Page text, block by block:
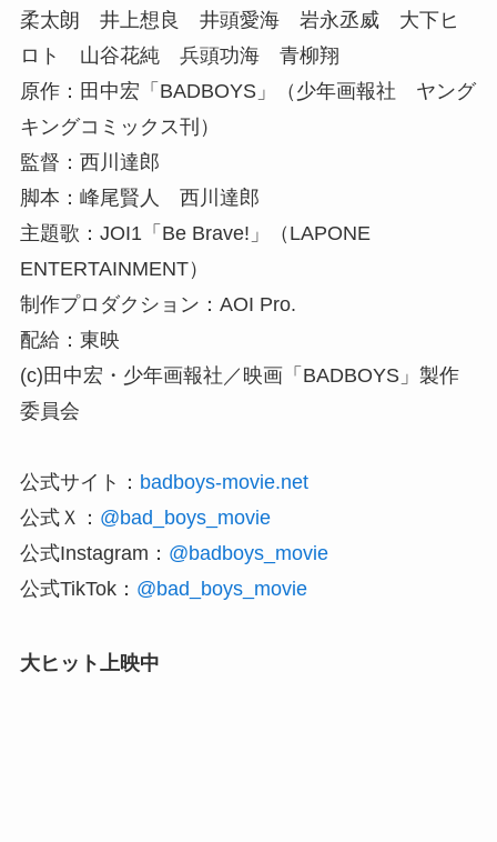
柔太朗 井上想良 井頭愛海 岩永丞威 大下ヒ
ロト 山谷花純 兵頭功海 青柳翔
原作：田中宏「BADBOYS」（少年画報社 ヤング
キングコミックス刊）
監督：西川達郎
脚本：峰尾賢人 西川達郎
主題歌：JOI1「Be Brave!」（LAPONE
ENTERTAINMENT）
制作プロダクション：AOI Pro.
配給：東映
(c)田中宏・少年画報社／映画「BADBOYS」製作
委員会
公式サイト： badboys-movie.net
公式Ｘ： @bad_boys_movie
公式Instagram： @badboys_movie
公式TikTok： @bad_boys_movie
⼤ヒット上映中